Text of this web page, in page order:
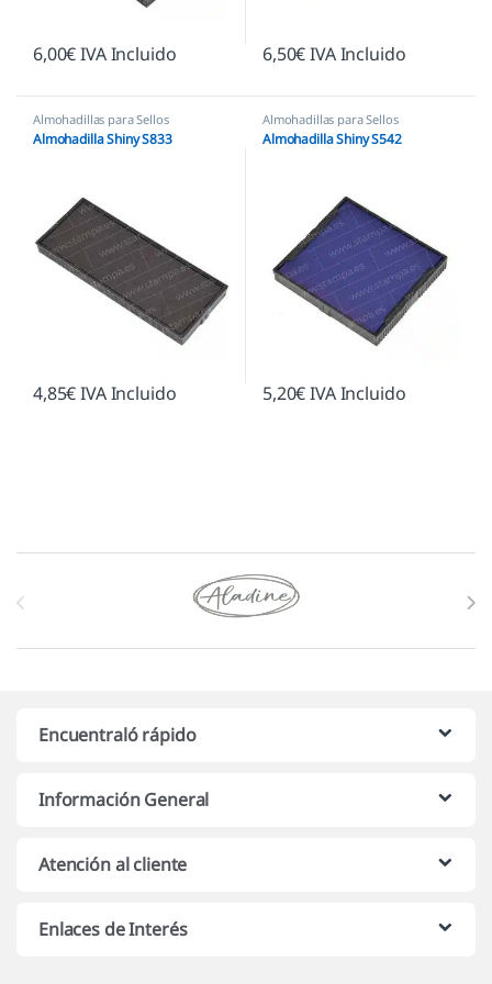
6,00€IVA Incluido 6,50€IVA Incluido
Almohadillas para Sellos
Automáticos ,Almohadillas Shiny
Almohadilla Shiny S833
4,85€IVA Incluido
Almohadillas para Sellos
Automáticos ,Almohadillas Shiny
Almohadilla Shiny S542
5,20€IVA Incluido
Marcas De Carrusel
Encuentraló rápido
Información General
Atención al cliente
Enlaces de Interés